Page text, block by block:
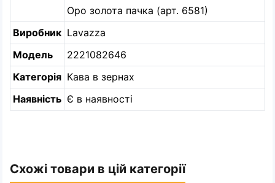
Оро золота пачка (арт. 6581)
Виробник Lavazza
Модель
2221082646
Категорія Кава в зернах
Наявність Є в наявності
Схожі товари в цій категорії